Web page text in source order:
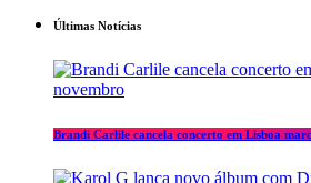
Últimas Notícias
Brandi Carlile cancela concerto em Lisboa